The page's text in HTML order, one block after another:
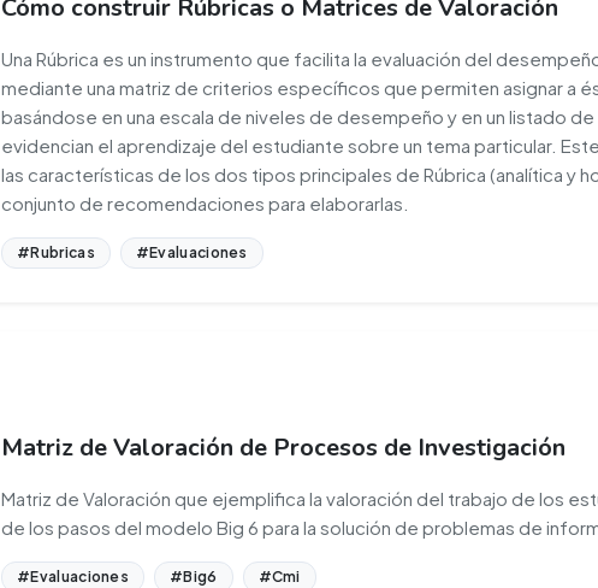
Cómo construir Rúbricas o Matrices de Valoración
Una Rúbrica es un instrumento que facilita la evaluación del
mediante una matriz de criterios específicos que permiten asignar a
basándose en una escala de niveles de desempeño y en un listado
evidencian el aprendizaje del estudiante sobre un tema particular.
las características de los dos tipos principales de Rúbrica (analítica y
conjunto de recomendaciones para elaborarlas.
#Rubricas #Evaluaciones
Matriz de Valoración de Procesos de Investigación
Matriz de Valoración que ejemplifica la valoración del trabajo de los
de los pasos del modelo Big 6 para la solución de problemas de
#Evaluaciones #Big6 #Cmi